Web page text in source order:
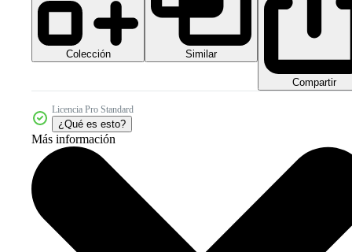
Colección Similar
Compartir
Licencia Pro Standard
¿Qué es esto?
Más información